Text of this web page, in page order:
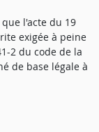
l'acte du 19
exigée à peine
2 du code de la
de base légale à